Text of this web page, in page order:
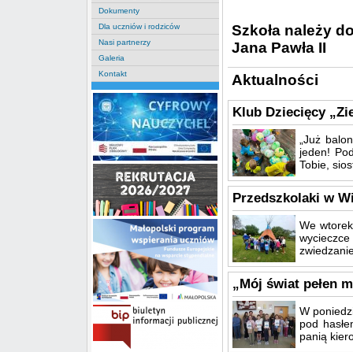
Dokumenty
Dla uczniów i rodziców
Nasi partnerzy
Galeria
Kontakt
Szkoła należy
Jana Pawła II
Aktualności
Klub Dziecięcy
„Już
jeden!
Tobie,
Przedszkolaki w
We
„Mój świat pełen
W
pod
panią